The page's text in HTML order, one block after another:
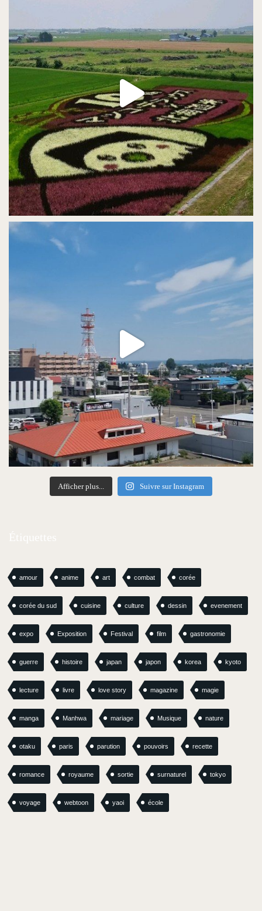
Afficher plus... Suivre sur Instagram
amour anime art combat corée
corée du sud cuisine culture dessin evenement
expo Exposition Festival film gastronomie
guerre histoire japan japon korea kyoto
lecture livre love story magazine magie
manga Manhwa mariage Musique nature
otaku paris parution pouvoirs recette
romance royaume sortie surnaturel tokyo
voyage webtoon yaoi école